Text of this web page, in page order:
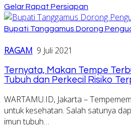
Gelar Rapat Persiapan
Bupati Tanggamus Dorong
RAGAM 9 Juli 2021
Ternyata, Makan Tempe
Tubuh dan Perkecil Risiko
WARTAMU.ID, Jakarta –
untuk kesehatan. Salah satunya
imun tubuh…